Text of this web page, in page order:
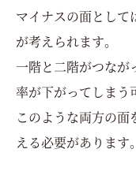
マイナスの面として
が考えられます。
一階と二階がつなが
率が下がってしまう
このような両方の
える必要があります。